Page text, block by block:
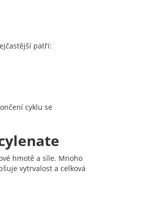
patří:
cyklu se
hmotě a síle. Mnoho
vytrvalost a celková